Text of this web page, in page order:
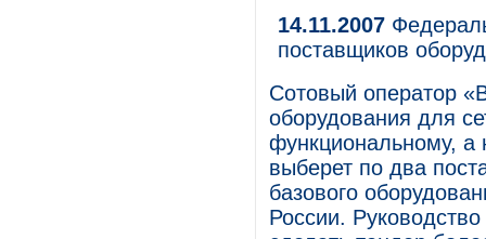
14.11.2007
поставщиков
Сотовый оператор
оборудования для
функциональному, а
выберет по два
базового
России.